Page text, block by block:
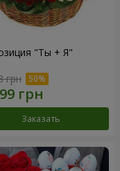
"Ты + Я"
грн
Заказать